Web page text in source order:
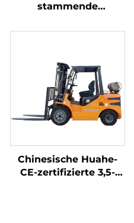
stammende
gewichtsoptimierte
Tonne Tragfähigkeit
ist preisgünstig.
Chinesische Huahe-
CE-zertifizierte 3,5-